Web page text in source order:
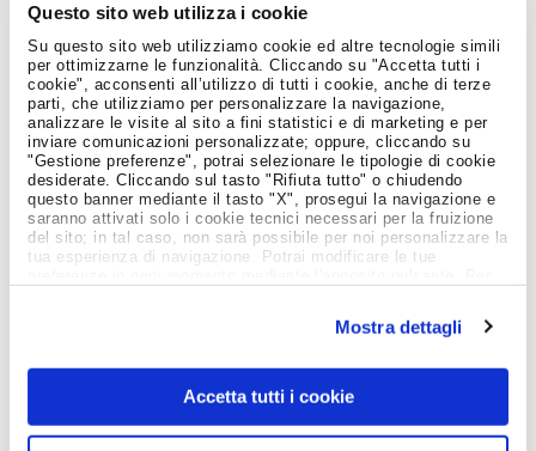
Questo sito web utilizza i cookie
Su questo sito web utilizziamo cookie ed altre tecnologie simili
per ottimizzarne le funzionalità. Cliccando su "Accetta tutti i
cookie", acconsenti all’utilizzo di tutti i cookie, anche di terze
parti, che utilizziamo per personalizzare la navigazione,
analizzare le visite al sito a fini statistici e di marketing e per
inviare comunicazioni personalizzate; oppure, cliccando su
"Gestione preferenze", potrai selezionare le tipologie di cookie
desiderate. Cliccando sul tasto "Rifiuta tutto" o chiudendo
questo banner mediante il tasto "X", prosegui la navigazione e
saranno attivati solo i cookie tecnici necessari per la fruizione
del sito; in tal caso, non sarà possibile per noi personalizzare la
tua esperienza di navigazione. Potrai modificare le tue
Mostra dettagli
Accetta tutti i cookie
Notizie dal Mondo del Lavoro
Giovani e Lavoro